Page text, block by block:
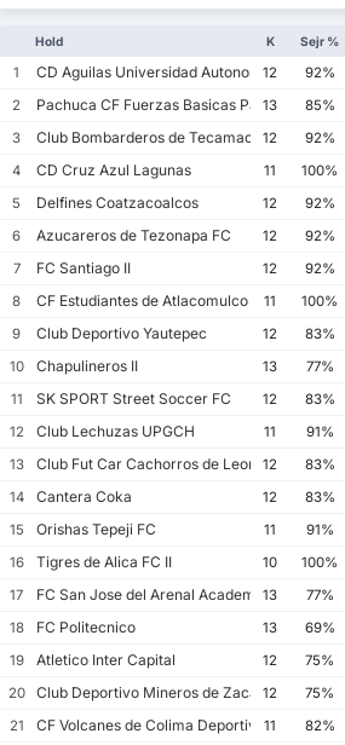
Hold K Sejr %
1 CD Aguilas Universidad Autonoma de
12 92%
2
Pachuca CF Fuerzas Basicas Pachuca CF III
13 85%
3
Club Bombarderos de Tecamac 12 92%
4
CD Cruz Azul Lagunas 11 100%
5
Delfines Coatzacoalcos 12 92%
6
Azucareros de Tezonapa FC 12 92%
7
FC Santiago II 12 92%
8
CF Estudiantes de Atlacomulco 11 100%
9
Club Deportivo Yautepec 12 83%
10
Chapulineros II 13 77%
11
SK SPORT Street Soccer FC 12 83%
12
Club Lechuzas UPGCH 11 91%
13
Club Fut Car Cachorros de Leon 12 83%
14
Cantera Coka 12 83%
15
Orishas Tepeji FC 11 91%
16
Tigres de Alica FC II 10 100%
17
FC San Jose del Arenal Academia America
13 77%
18
FC Politecnico 13 69%
19
Atletico Inter Capital 12 75%
20
Club Deportivo Mineros de Zacatecas II
12 75%
21
CF Volcanes de Colima Deportivo Tala
11 82%